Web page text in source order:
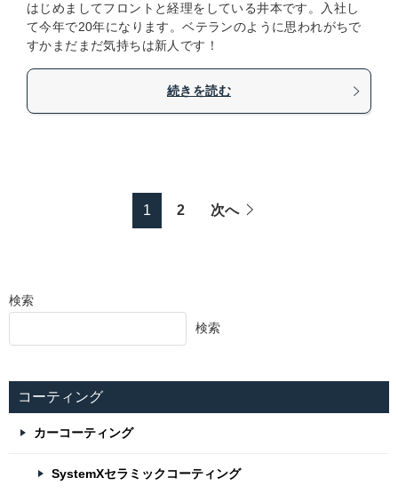
はじめましてフロントと経理をしている井本です。入社し
て今年で20年になります。ベテランのように思われがちで
すかまだまだ気持ちは新人です！
続きを読む
1 2 次へ
検索
検索
コーティング
カーコーティング
SystemXセラミックコーティング